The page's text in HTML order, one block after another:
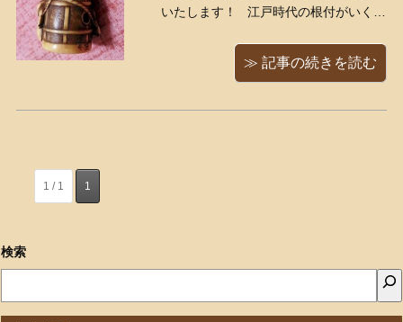
いたします！ 江戸時代の根付がいくつ
一点なのですが・・・・？ 鐘、ですよ
ね。裏を見てみると・・・ え・・・
≫ 記事の続きを読む
1 / 1 1
検索